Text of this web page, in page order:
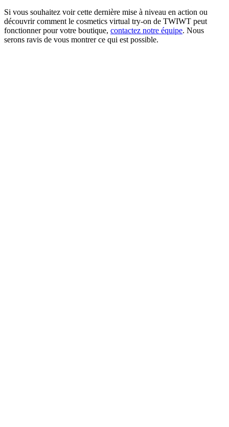
Si vous souhaitez voir cette dernière mise à niveau en action ou
découvrir comment le cosmetics virtual try-on de TWIWT peut
fonctionner pour votre boutique, contactez notre équipe. Nous
serons ravis de vous montrer ce qui est possible.